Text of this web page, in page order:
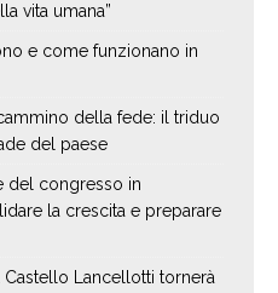
vita umana”
e come funzionano in
della fede: il triduo
del paese
del congresso in
la crescita e preparare
Castello Lancellotti tornerà